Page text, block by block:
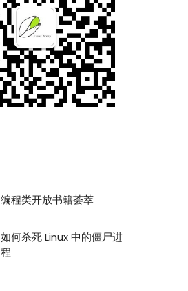
编程类开放书籍荟萃
如何杀死 Linux 中的僵尸进
程